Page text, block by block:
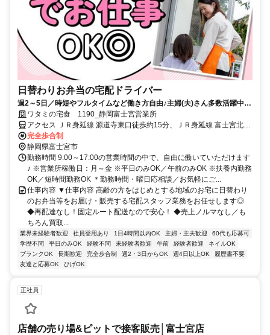
日替わりお弁当の宅配ドライバー
週2～5日／時短やフルタイムなど働き方自由♪主婦(夫)さん多数活躍中！
サポート体制バッチリなのでお子さんの行事でのお休みなども取りやす
い◎
ワタミの宅食 1190_静岡富士宮営業所
アクセス ＪＲ身延線 源道寺東口徒歩約15分、ＪＲ身延線 富士宮北口
徒歩約24分、ＪＲ身延線 富士根徒歩約29分
完全歩合制
静岡県富士宮市
勤務時間 9:00～17:00の営業時間の中で、自由に働いていただけます
♪ ※営業所稼働日：月～金 ※平日のみOK／午前のみOK ※扶養内勤務
OK／短時間勤務OK ＊勤務時間・曜日応相談／お気軽にご...
仕事内容 ▼仕事内容 高齢の方をはじめとする地域のお宅に日替わり
のお弁当等をお届け・販売する宅配スタッフ業務をお任せします◎
◆再配達なし！固定ルート配送なので安心！ ◆売上ノルマなし／も
ちろん買取...
業界未経験者歓迎 社員登用あり 1日4時間以内OK 主婦・主夫歓迎
60代も応募可
学歴不問
平日のみOK 経験不問 未経験者歓迎 午前 経験者歓迎
ネイルOK
ブランクOK
長期歓迎 完全歩合制 週2・3日からOK 週4日以上OK
履歴書不要
友達と応募OK
ひげOK
正社員
店舗の売り場&ピットで接客販売│富士宮店